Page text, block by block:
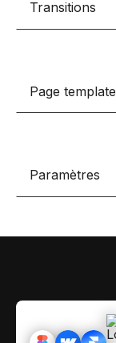
Transitions
Page template
Paramètres